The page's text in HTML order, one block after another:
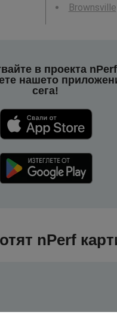
Brownsville
в проекта
нашето
сега!
nPerf